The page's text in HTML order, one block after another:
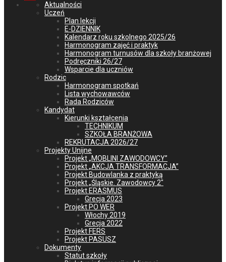
Aktualności
Uczeń
Plan lekcji
E-DZIENNIK
Kalendarz roku szkolnego 2025/26
Harmonogram zajęć i praktyk
Harmonogram turnusów dla szkoły branżowej
Podręczniki 26/27
Wsparcie dla uczniów
Rodzic
Harmonogram spotkań
Lista wychowawców
Rada Rodziców
Kandydat
Kierunki kształcenia
TECHNIKUM
SZKOŁA BRANŻOWA
REKRUTACJA 2026/27
Projekty Unijne
Projekt „MOBLINI ZAWODOWCY”
Projekt „AKCJA TRANSFORMACJA”
Projekt Budowlanka z praktyką
Projekt „Śląskie. Zawodowcy 2″
Projekt ERASMUS
Grecja 2023
Projekt PO WER
Włochy 2019
Grecja 2022
Projekt FERS
Projekt PASUSZ
Dokumenty
Statut szkoły